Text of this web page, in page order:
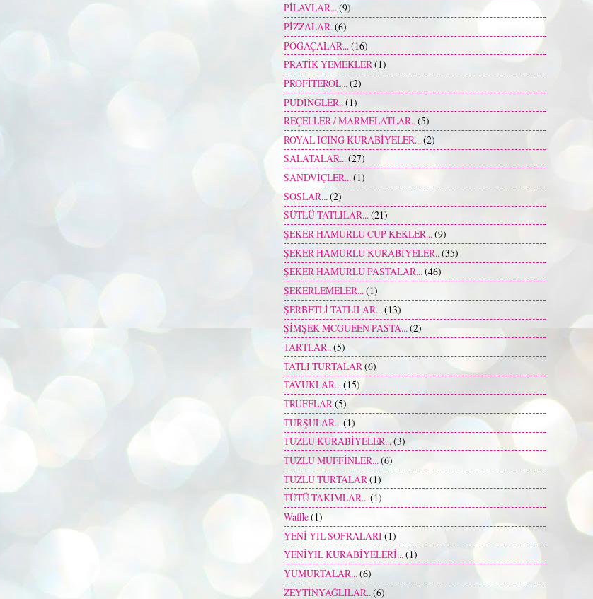
PİLAVLAR...(9)
PİZZALAR.(6)
POĞAÇALAR... (16)
PRATİK YEMEKLER(1)
PROFİTEROL...(2)
PUDİNGLER.. (1)
REÇELLER / MARMELATLAR..(5)
ROYAL ICING KURABİYELER...(2)
SALATALAR...(27)
SANDVİÇLER...(1)
SOSLAR... (2)
SÜTLÜ TATLILAR...(21)
ŞEKER HAMURLU CUP KEKLER...(9)
ŞEKER HAMURLU KURABİYELER.. (35)
ŞEKER HAMURLU PASTALAR...(46)
ŞEKERLEMELER...(1)
ŞERBETLİ TATLILAR... (13)
ŞİMŞEK MCGUEEN PASTA...(2)
TARTLAR..(5)
TATLI TURTALAR (6)
TAVUKLAR...(15)
TRUFFLAR(5)
TURŞULAR... (1)
TUZLU KURABİYELER...(3)
TUZLU MUFFİNLER...(6)
TUZLU TURTALAR (1)
TÜTÜ TAKIMLAR...(1)
Waffle(1)
YENİ YIL SOFRALARI(1)
YENİYIL KURABİYELERİ...(1)
YUMURTALAR...(6)
ZEYTİNYAĞLILAR.. (6)